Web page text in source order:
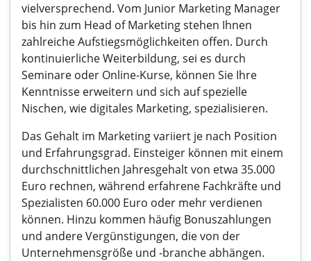
vielversprechend. Vom Junior Marketing Manager
bis hin zum Head of Marketing stehen Ihnen
zahlreiche Aufstiegsmöglichkeiten offen. Durch
kontinuierliche Weiterbildung, sei es durch
Seminare oder Online-Kurse, können Sie Ihre
Kenntnisse erweitern und sich auf spezielle
Nischen, wie digitales Marketing, spezialisieren.
Das Gehalt im Marketing variiert je nach Position
und Erfahrungsgrad. Einsteiger können mit einem
durchschnittlichen Jahresgehalt von etwa 35.000
Euro rechnen, während erfahrene Fachkräfte und
Spezialisten 60.000 Euro oder mehr verdienen
können. Hinzu kommen häufig Bonuszahlungen
und andere Vergünstigungen, die von der
Unternehmensgröße und -branche abhängen.